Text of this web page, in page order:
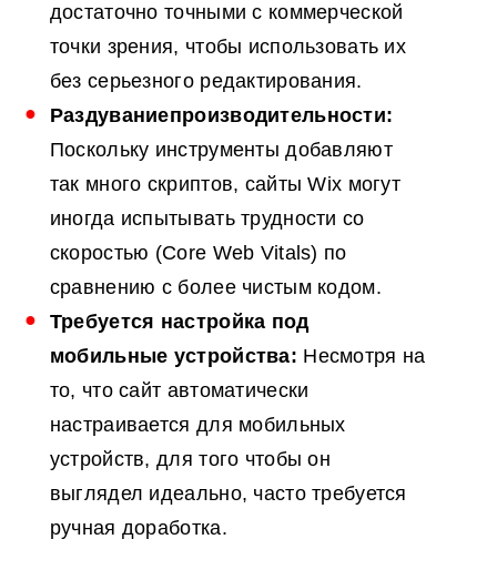
достаточно точными с коммерческой
точки зрения, чтобы использовать их
без серьезного редактирования.
Раздуваниепроизводительности:
Поскольку инструменты добавляют
так много скриптов, сайты Wix могут
иногда испытывать трудности со
скоростью (Core Web Vitals) по
сравнению с более чистым кодом.
Требуется настройка под
мобильные устройства: Несмотря на
то, что сайт автоматически
настраивается для мобильных
устройств, для того чтобы он
выглядел идеально, часто требуется
ручная доработка.